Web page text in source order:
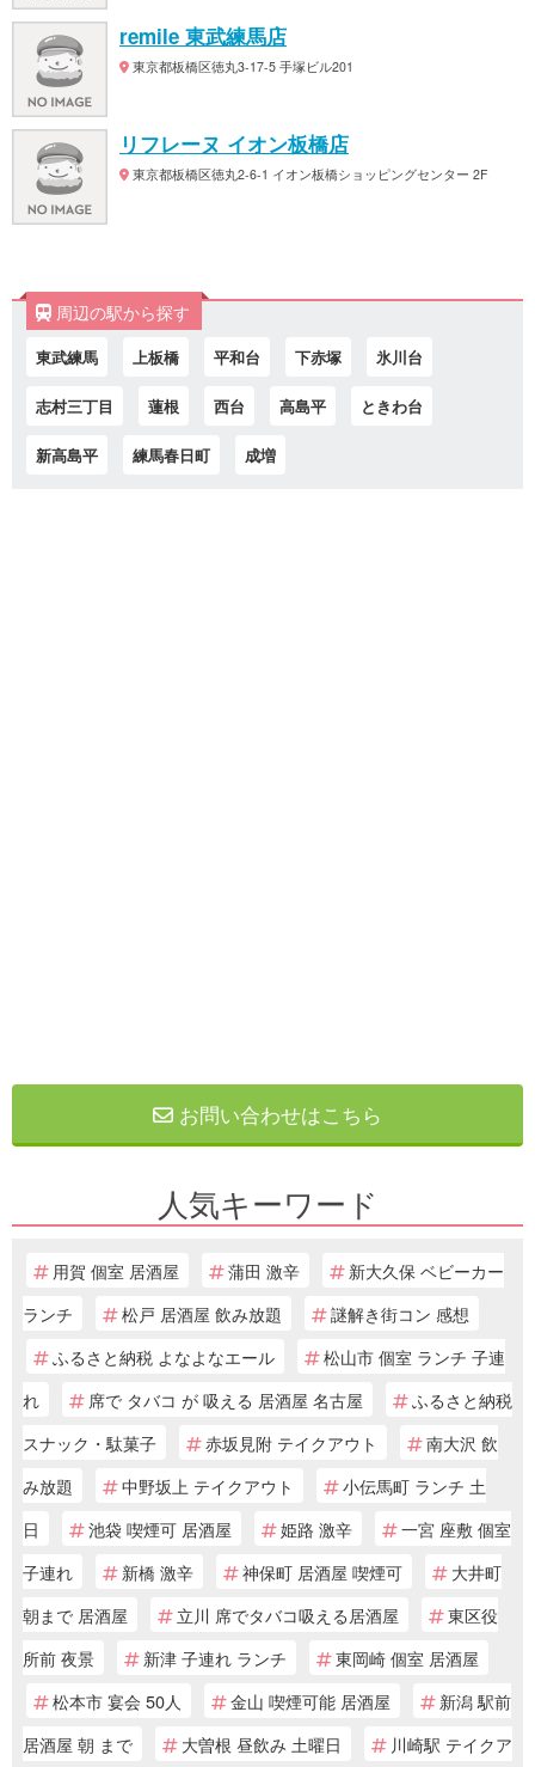
remile 東武練馬店
東京都板橋区徳丸3-17-5 手塚ビル201
リフレーヌ イオン板橋店
東京都板橋区徳丸2-6-1 イオン板橋ショッピングセンター 2F
周辺の駅から探す
東武練馬 上板橋 平和台 下赤塚 氷川台
志村三丁目 蓮根 西台 高島平 ときわ台
新高島平 練馬春日町 成増
お問い合わせはこちら
人気キーワード
用賀 個室 居酒屋 蒲田 激辛
新大久保 ベビーカー
ランチ
松戸 居酒屋 飲み放題
謎解き街コン 感想
ふるさと納税 よなよなエール
松山市 個室 ランチ 子連
れ
席で タバコ が 吸える 居酒屋 名古屋
ふるさと納税
スナック・駄菓子
赤坂見附 テイクアウト
南大沢 飲
み放題
中野坂上 テイクアウト
小伝馬町 ランチ 土
日
池袋 喫煙可 居酒屋 姫路 激辛
一宮 座敷 個室
子連れ
新橋 激辛 神保町 居酒屋 喫煙可
大井町
朝まで 居酒屋
立川 席でタバコ吸える居酒屋
東区役
所前 夜景
新津 子連れ ランチ
東岡崎 個室 居酒屋
松本市 宴会 50人
金山 喫煙可能 居酒屋
新潟 駅前
居酒屋 朝 まで
大曽根 昼飲み 土曜日 川崎駅 テイクア